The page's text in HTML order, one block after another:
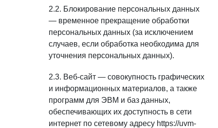
Блокирование персональных данных
— временное прекращение обработки
персональных данных (за исключением
случаев, если обработка необходима для
уточнения персональных данных).
Веб-сайт — совокупность графических
и информационных материалов, а также
программ для ЭВМ и баз данных,
обеспечивающих их доступность в сети
интернет по сетевому адресу https://uvm-